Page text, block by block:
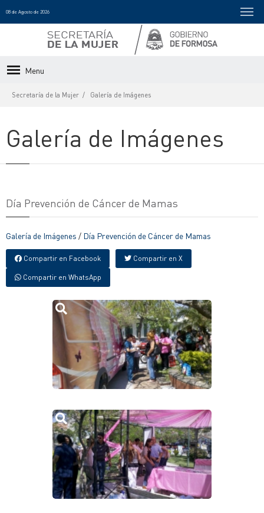
08 de Agosto de 2026
Menu
Secretaría de la Mujer Galería de Imágenes
Galería de Imágenes
Día Prevención de Cáncer de Mamas
Galería de Imágenes / Día Prevención de Cáncer de Mamas
Compartir en Facebook Compartir en X
Compartir en WhatsApp